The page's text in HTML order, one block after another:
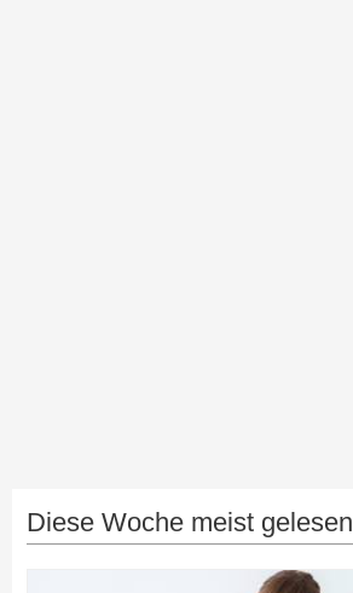
Diese Woche meist gelesen